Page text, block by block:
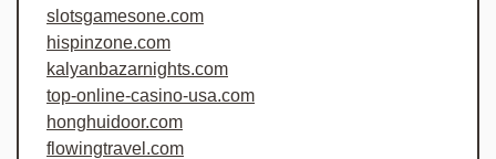
slotsgamesone.com
hispinzone.com
kalyanbazarnights.com
top-online-casino-usa.com
honghuidoor.com
flowingtravel.com